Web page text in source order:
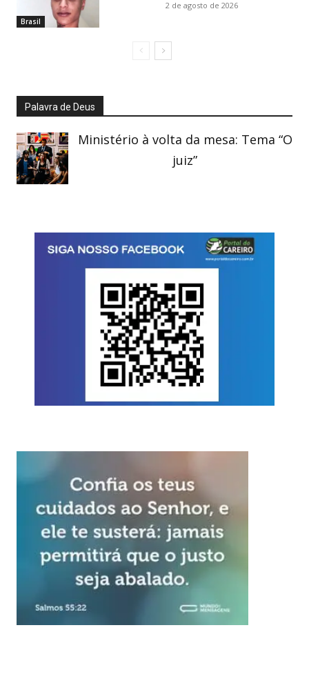
Brasil
2 de agosto de 2026
Palavra de Deus
Ministério à volta da mesa: Tema “O
juiz”